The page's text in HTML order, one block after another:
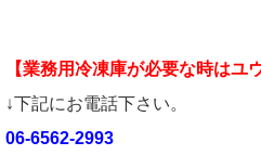
【業務用冷凍庫が必要な時はユ
↓下記にお電話下さい。
06-6562-2993